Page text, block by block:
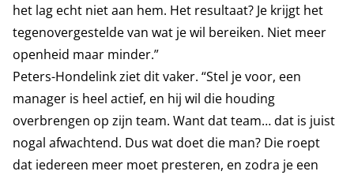
het lag echt niet aan hem. Het resultaat? Je krijgt het
tegenovergestelde van wat je wil bereiken. Niet meer
openheid maar minder.”
Peters-Hondelink ziet dit vaker. “Stel je voor, een
manager is heel actief, en hij wil die houding
overbrengen op zijn team. Want dat team… dat is juist
nogal afwachtend. Dus wat doet die man? Die roept
dat iedereen meer moet presteren, en zodra je een